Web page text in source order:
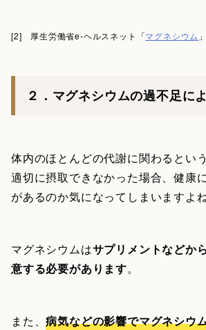
[2] 厚生労働省e-ヘルスネット「マグネシウム 」
２．マグネシウムの過不足に
体内のほとんどの代謝に関わるとい
適切に摂取できなかった場合、健康
があるのか気になってしまいますよね
マグネシウムはサプリメントなどか
意する必要があります。
また、病気などの影響でマグネシウ